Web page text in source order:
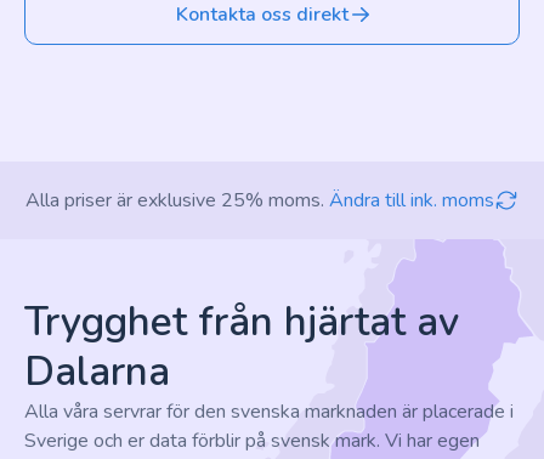
Kontakta oss direkt
Alla priser är exklusive 25% moms. Ändra till ink. moms
Trygghet från hjärtat av
Dalarna
Alla våra servrar för den svenska marknaden är placerade i
Sverige och er data förblir på svensk mark. Vi har egen